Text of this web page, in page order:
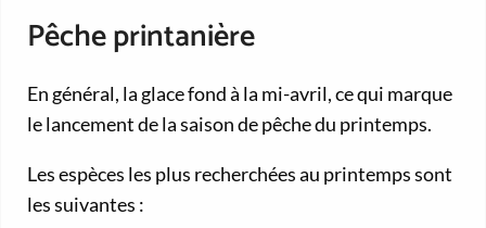
Pêche printanière
En général, la glace fond à la mi-avril, ce qui marque
le lancement de la saison de pêche du printemps.
Les espèces les plus recherchées au printemps sont
les suivantes :